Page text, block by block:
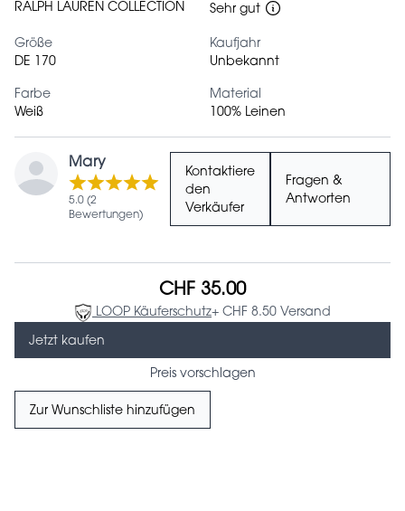
RALPH LAUREN COLLECTION
Sehr gut
Größe
DE 170
Kaufjahr
Unbekannt
Farbe
Weiß
Material
100% Leinen
Mary
5.0 (2
Bewertungen)
Kontaktiere
den
Verkäufer
Fragen &
Antworten
CHF 35.00
LOOP Käuferschutz+ CHF 8.50 Versand
Jetzt kaufen
Preis vorschlagen
Zur Wunschliste hinzufügen